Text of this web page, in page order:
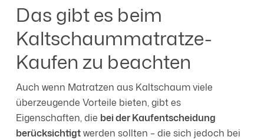
Das gibt es beim
Kaltschaummatratze-
Kaufen zu beachten
Auch wenn Matratzen aus Kaltschaum viele
überzeugende Vorteile bieten, gibt es
Eigenschaften, die bei der Kaufentscheidung
berücksichtigtwerden sollten – die sich jedoch bei